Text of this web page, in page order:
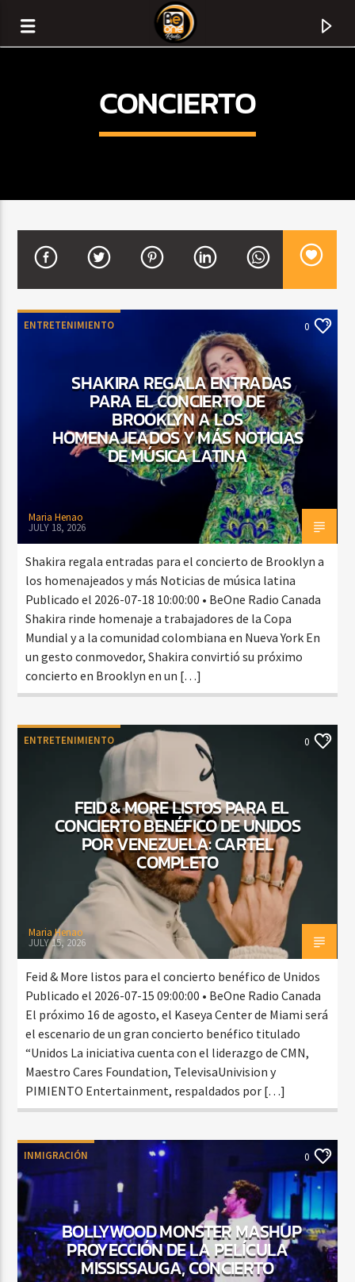
TITLE
MEZCLA TROPICAL Y SALSA
1:00 PM 3:00 PM
CONCIERTO
ENTRETENIMIENTO 0
SHAKIRA REGALA ENTRADAS
PARA EL CONCIERTO DE
BROOKLYN A LOS
HOMENAJEADOS Y MÁS NOTICIAS
DE MÚSICA LATINA
Maria Henao
JULY 18, 2026
Shakira regala entradas para el concierto de Brooklyn a
los homenajeados y más Noticias de música latina
Publicado el 2026-07-18 10:00:00 • BeOne Radio Canada
Shakira rinde homenaje a trabajadores de la Copa
Mundial y a la comunidad colombiana en Nueva York En
un gesto conmovedor, Shakira convirtió su próximo
concierto en Brooklyn en un […]
ENTRETENIMIENTO 0
FEID & MORE LISTOS PARA EL
CONCIERTO BENÉFICO DE UNIDOS
POR VENEZUELA: CARTEL
COMPLETO
Maria Henao
JULY 15, 2026
Feid & More listos para el concierto benéfico de Unidos
Publicado el 2026-07-15 09:00:00 • BeOne Radio Canada
El próximo 16 de agosto, el Kaseya Center de Miami será
el escenario de un gran concierto benéfico titulado
“Unidos La iniciativa cuenta con el liderazgo de CMN,
Maestro Cares Foundation, TelevisaUnivision y
PIMIENTO Entertainment, respaldados por […]
INMIGRACIÓN 0
BOLLYWOOD MONSTER MASHUP
PROYECCIÓN DE LA PELÍCULA
MISSISSAUGA, CONCIERTO